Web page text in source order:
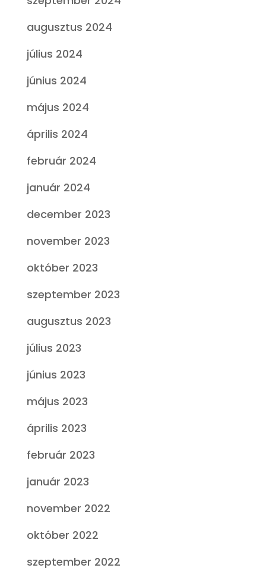
augusztus 2024
július 2024
június 2024
május 2024
április 2024
február 2024
január 2024
december 2023
november 2023
október 2023
szeptember 2023
augusztus 2023
július 2023
június 2023
május 2023
április 2023
február 2023
január 2023
november 2022
október 2022
szeptember 2022